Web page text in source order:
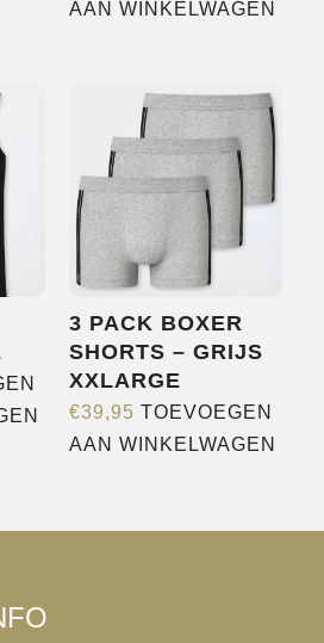
AAN WINKELWAGEN
3 PACK BOXER
SHORTS – GRIJS
XXLARGE
€39,95 TOEVOEGEN
AAN WINKELWAGEN